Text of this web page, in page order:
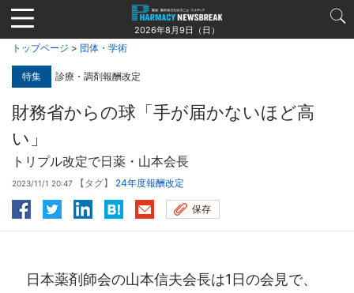
Jump
to
navigation
2026年8月9日（日）
トップページ > 団体・学術
特集 診療・調剤報酬改定
財務省からの球「手が届かないほど高
い」
トリプル改定で日薬・山本会長
2023/11/1 20:47 【タグ】 24年度報酬改定
保存
日本薬剤師会の山本信夫会長は1日の会見で、